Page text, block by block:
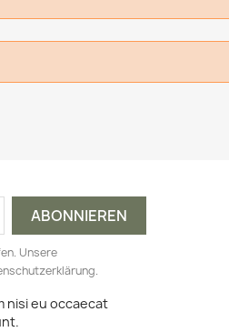
Unsere
nisi eu occaecat